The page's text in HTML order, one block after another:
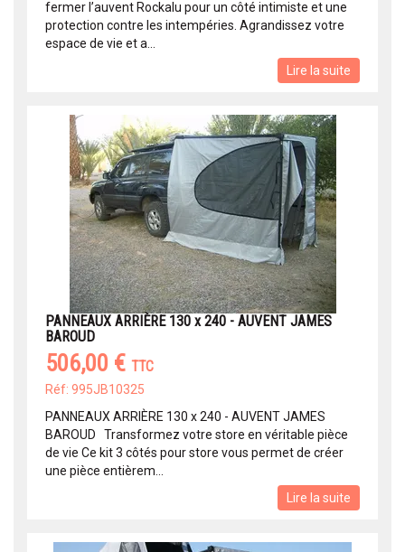
fermer l’auvent Rockalu pour un côté intimiste et une
protection contre les intempéries. Agrandissez votre
espace de vie et a...
Lire la suite
PANNEAUX ARRIÈRE 130 x 240 - AUVENT JAMES
BAROUD
506,00 € TTC
Réf: 995JB10325
PANNEAUX ARRIÈRE 130 x 240 - AUVENT JAMES
BAROUD Transformez votre store en véritable pièce
de vie Ce kit 3 côtés pour store vous permet de créer
une pièce entièrem...
Lire la suite